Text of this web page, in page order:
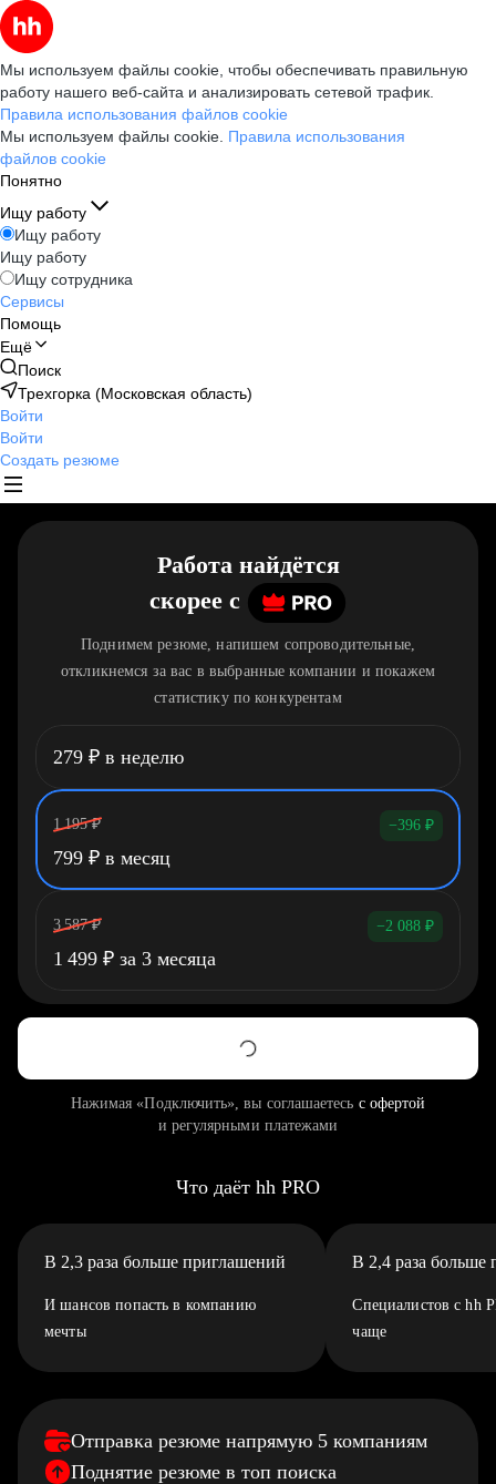
Мы используем файлы cookie, чтобы обеспечивать правильную
работу нашего веб-сайта и анализировать сетевой трафик.
Правила использования файлов cookie
Мы используем файлы cookie. Правила использования
файлов cookie
Понятно
Ищу работу
Ищу работу
Ищу работу
Ищу сотрудника
Сервисы
Помощь
Ещё
Поиск
Трехгорка (Московская область)
Войти
Войти
Создать резюме
Работа найдётся
скорее c
Поднимем резюме, напишем сопроводительные,
откликнемся за вас в выбранные компании и покажем
статистику по конкурентам
279 ₽ в неделю
1 195 ₽ −396 ₽
799 ₽ в месяц
3 587 ₽ −2 088 ₽
1 499 ₽ за 3 месяца
Нажимая «Подключить», вы соглашаетесь с офертой
и регулярными платежами
Что даёт hh PRO
В 2,3 раза больше приглашений
И шансов попасть в компанию
мечты
В 2,4 раза больше
Специалистов с hh
чаще
Отправка резюме напрямую 5 компаниям
Поднятие резюме в топ поиска